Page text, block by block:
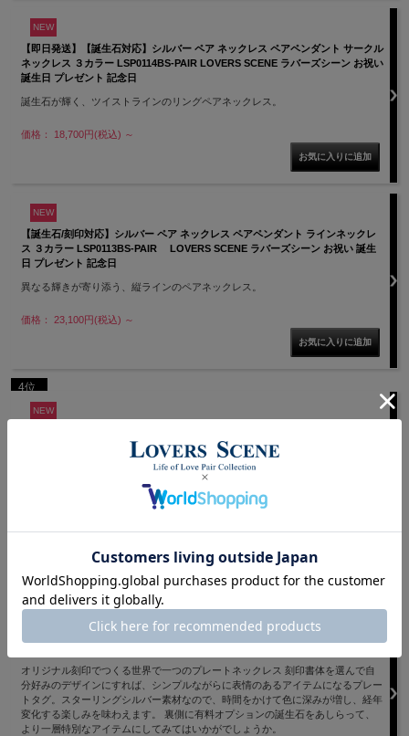
NEW
【即日発送】【誕生石対応】シルバー ペア ネックレス ペアペンダント サークル
ネックレス ３カラー LSP0114BS-PAIR LOVERS SCENE ラバーズシーン お祝い
誕生日 プレゼント 記念日
誕生石が輝く、ツイストラインのリングペアネックレス。
価格： 18,700円(税込) ～
NEW
【誕生石/刻印対応】シルバー ペア ネックレス ペアペンダント ラインネックレ
ス ３カラー LSP0113BS-PAIR LOVERS SCENE ラバーズシーン お祝い 誕生
日 プレゼント 記念日
異なる輝きが寄り添う、縦ラインのペアネックレス。
価格： 23,100円(税込) ～
4位
NEW
ペアネックレス ３カラー LSP0112BS-PAIR LOVERS SCENE ラバーズシーン お
祝い 誕生日 プレゼント 記念日
誕生石が輝く、シンプルなクロスデザインのリングホルダーペアネックレス。
PICK UP
LSP0111-PAIR 納期4営業日 LOVERS SCENE ラバーズシーン 公式通販 お祝い
オリジナル刻印でつくる世界で一つのプレートネックレス 刻印書体を選んで自
分好みのデザインにすれば、シンプルながらに表情のあるアイテムになるプレー
トタグ。スターリングシルバー素材なので、時間をかけて色に深みが増し、経年
変化する楽しみを味わえます。 裏側に有料オプションの誕生石をあしらって、
より一層特別なアイテムにしてみてはいかがでしょうか。